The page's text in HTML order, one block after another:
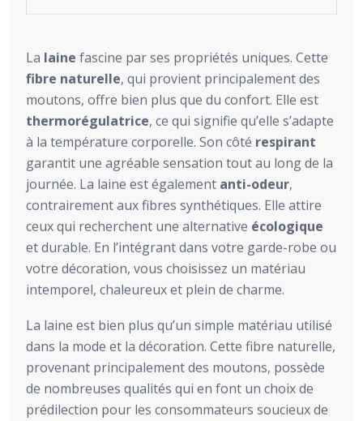
La laine fascine par ses propriétés uniques. Cette
fibre naturelle, qui provient principalement des
moutons, offre bien plus que du confort. Elle est
thermorégulatrice, ce qui signifie qu’elle s’adapte
à la température corporelle. Son côté respirant
garantit une agréable sensation tout au long de la
journée. La laine est également anti-odeur,
contrairement aux fibres synthétiques. Elle attire
ceux qui recherchent une alternative écologique
et durable. En l’intégrant dans votre garde-robe ou
votre décoration, vous choisissez un matériau
intemporel, chaleureux et plein de charme.
La laine est bien plus qu’un simple matériau utilisé
dans la mode et la décoration. Cette fibre naturelle,
provenant principalement des moutons, possède
de nombreuses qualités qui en font un choix de
prédilection pour les consommateurs soucieux de